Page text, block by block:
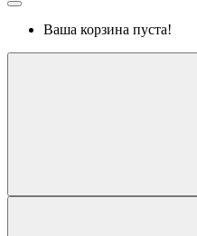
Ваша корзина пуста!